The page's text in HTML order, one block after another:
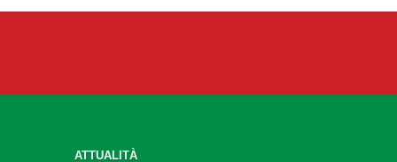
ATTUALITÀ